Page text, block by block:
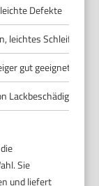
Defekte
leichtes Schleifen
gut geeignet
Lackbeschädigung
Sie
und liefert